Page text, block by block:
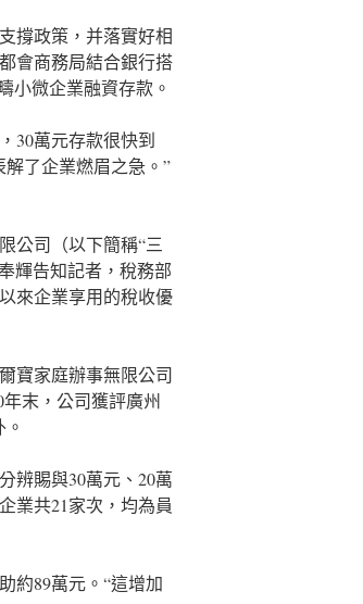
撐政策，并落實好相
會商務局結合銀行搭
小微企業融資存款。
30萬元存款很快到
了企業燃眉之急。”
公司（以下簡稱“三
輝告知記者，稅務部
來企業享用的稅收優
寶家庭辦事無限公司
年末，公司獲評廣州
辨賜與30萬元、20萬
業共21家次，均為員
約89萬元。“這增加